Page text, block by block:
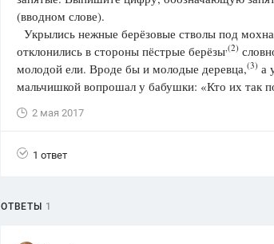
Вузы
ответа
Олимпиады
ответа
Spotlight
ГИА
(вводном слове).
Укрылись нежные берёзовые стволы под
отклонились в стороны пёстрые берёзы,(2)
молодой ели. Вроде бы и молодые деревца,(3) а
мальчишкой вопрошал у бабушки: «Кто их так
2 мая 2017
1 ответ
ОТВЕТЫ 1